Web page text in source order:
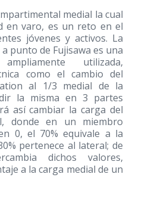
medial la cual
en varo, es un reto en el
jóvenes y activos. La
punto de Fujisawa es una
utilizada,
como el cambio del
al 1/3 medial de la
la misma en 3 partes
así cambiar la carga del
donde en un miembro
0, el 70% equivale a la
pertenece al lateral; de
dichos valores,
a la carga medial de un